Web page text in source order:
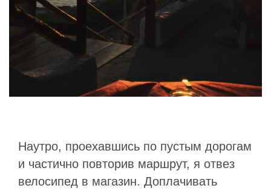
Наутро, проехавшись по пустым дорогам
и частично повторив маршрут, я отвез
велосипед в магазин. Доплачивать